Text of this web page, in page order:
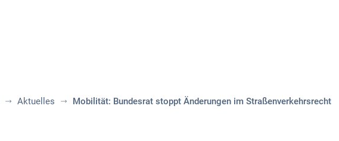
Aktuelles Mobilität: Bundesrat stoppt Änderungen im Straßenverkehrsrecht